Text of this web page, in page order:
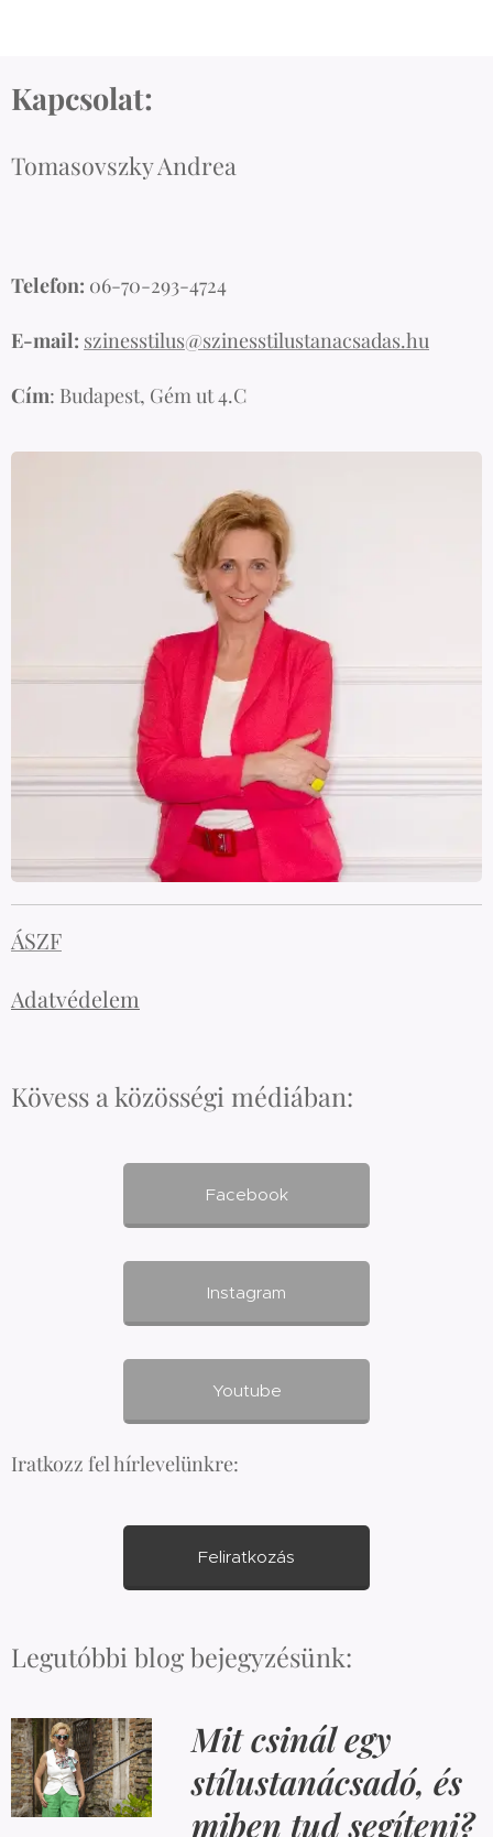
Kapcsolat:
Tomasovszky Andrea
Telefon: 06-70-293-4724
E-mail: szinesstilus@szinesstilustanacsadas.hu
Cím: Budapest, Gém ut 4.C
ÁSZF
Adatvédelem
Kövess a közösségi médiában:
Facebook
Instagram
Youtube
Iratkozz fel hírlevelünkre:
Feliratkozás
Legutóbbi blog bejegyzésünk:
Mit csinál egy
stílustanácsadó, és
miben tud segíteni?